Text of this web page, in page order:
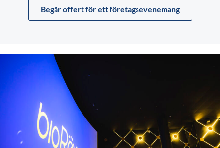
Begär offert för ett företagsevenemang